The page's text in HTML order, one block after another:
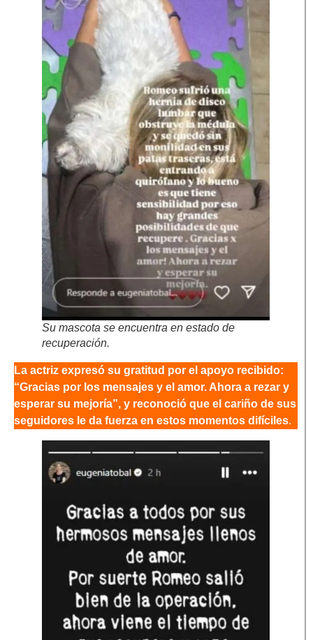
Su mascota se encuentra en estado de
recuperación.
La actriz expresó su gratitud por el apoyo recibido:
“Gracias por los mensajes y el amor. Ahora a rezar y
esperar su mejoría”, y reconoció que el cariño de sus
seguidores le da fuerza en estos momentos difíciles.